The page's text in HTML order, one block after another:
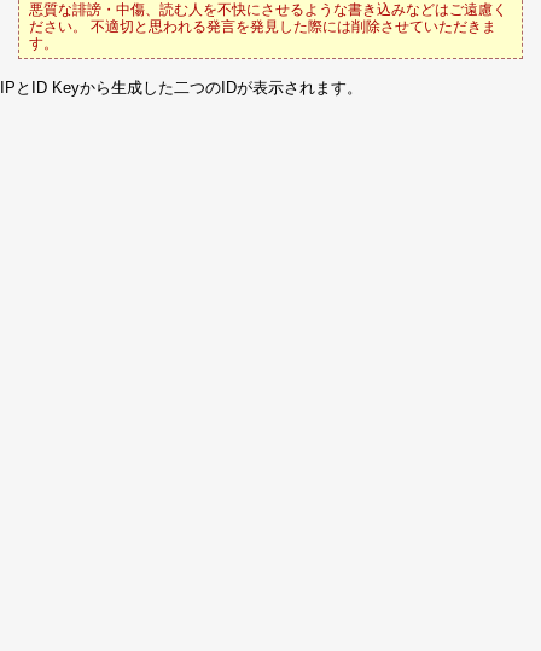
悪質な誹謗・中傷、読む人を不快にさせるような書き込みなどはご遠慮く
ださい。 不適切と思われる発言を発見した際には削除させていただきま
す。
IPとID Keyから生成した二つのIDが表示されます。